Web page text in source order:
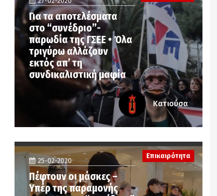
Για τα αποτελέσματα
στο “συνέδριο”-
παρωδία της ΓΣΕΕ • Όλα
τριγύρω αλλάζουν
εκτός απ’ τη
συνδικαλιστική μαφία
Κατιούσα
25-02-2020
Πέφτουν οι μάσκες –
Υπέρ της παραμονής
Επικαιρότητα